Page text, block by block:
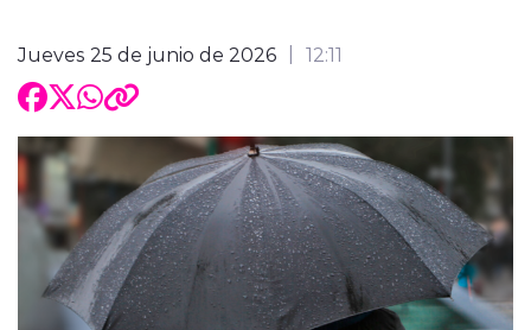
Jueves 25 de junio de 2026 12:11